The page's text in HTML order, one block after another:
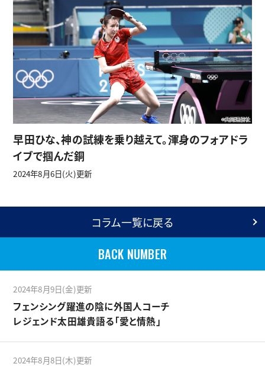
早田ひな、神の試練を乗り越えて。渾身のフォアドラ
イブで掴んだ銅
2024年8月6日(火)更新
コラム一覧に戻る
BACK NUMBER
2024年8月9日(金)更新
フェンシング躍進の陰に外国人コーチ
レジェンド太田雄貴語る「愛と情熱」
2024年8月8日(木)更新